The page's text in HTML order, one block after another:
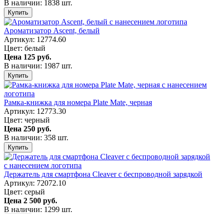
В наличии: 1838 шт.
Купить
Ароматизатор Ascent, белый
Артикул: 12774.60
Цвет: белый
Цена 125 руб.
В наличии: 1987 шт.
Купить
Рамка-книжка для номера Plate Mate, черная
Артикул: 12773.30
Цвет: черный
Цена 250 руб.
В наличии: 358 шт.
Купить
Держатель для смартфона Cleaver с беспроводной зарядкой
Артикул: 72072.10
Цвет: серый
Цена 2 500 руб.
В наличии: 1299 шт.